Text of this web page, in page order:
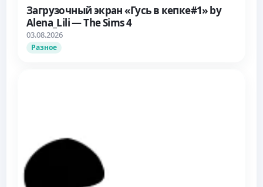
Загрузочный экран «Гусь в кепке#1» by
Alena_Lili — The Sims 4
03.08.2026
Разное